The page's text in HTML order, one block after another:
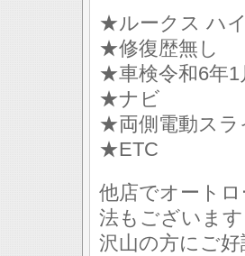
★ルークス ハ
★修復歴無し
★車検令和6年1
★ナビ
★両側電動スラ
★ETC
他店でオート
法もございま
沢山の方にご